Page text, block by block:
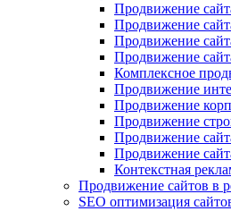
Продвижение
Продвижение
Продвижение
Продвижение
Комплексное
Продвижение
Продвижение
Продвижение
Продвижение
Продвижение
Контекстная
Продвижение сайтов в
SEO оптимизация